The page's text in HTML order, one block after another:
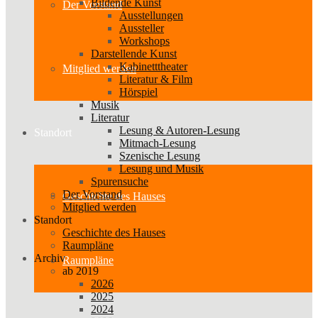
Der Vorstand
Mitglied werden
Standort
Geschichte des Hauses
Raumpläne
Bildende Kunst
Ausstellungen
Aussteller
Workshops
Darstellende Kunst
Kabinetttheater
Literatur & Film
Hörspiel
Musik
Literatur
Lesung & Autoren-Lesung
Mitmach-Lesung
Szenische Lesung
Lesung und Musik
Spurensuche
Der Vorstand
Mitglied werden
Standort
Geschichte des Hauses
Raumpläne
Archiv
ab 2019
2026
2025
2024